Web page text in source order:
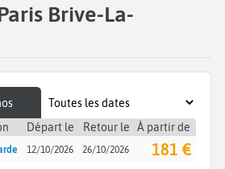
Brive-La-
Départ le Retour le À partir de
12/10/2026 26/10/2026 181 €